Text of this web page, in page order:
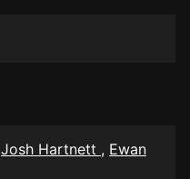
Josh Hartnett , Ewan